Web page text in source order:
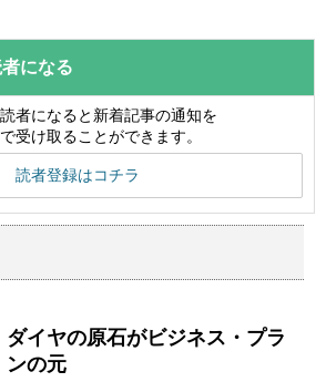
になる
者になると新着記事の通知を
受け取ることができます。
読者登録はコチラ
ダイヤの原石がビジネス・プラ
ンの元